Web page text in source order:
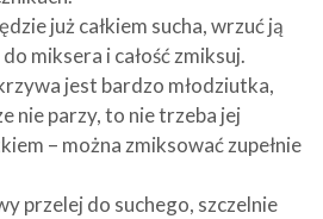
już całkiem sucha, wrzuć ją
miksera i całość zmiksuj.
jest bardzo młodziutka,
nie parzy, to nie trzeba jej
– można zmiksować zupełnie
przelej do suchego, szczelnie